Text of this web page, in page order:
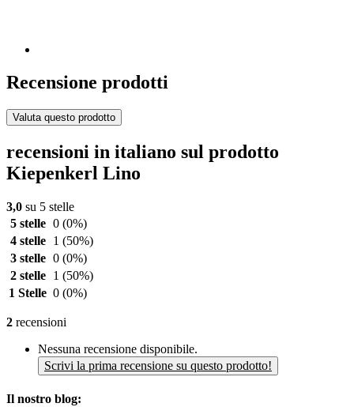
Recensione prodotti
Valuta questo prodotto
recensioni in italiano sul prodotto
Kiepenkerl Lino
3,0 su 5 stelle
5 stelle 0 (0%)
4 stelle
1 (50%)
3 stelle 0 (0%)
2 stelle
1 (50%)
1 Stelle 0 (0%)
2 recensioni
Nessuna recensione disponibile.
Scrivi la prima recensione su questo prodotto!
Il nostro blog: